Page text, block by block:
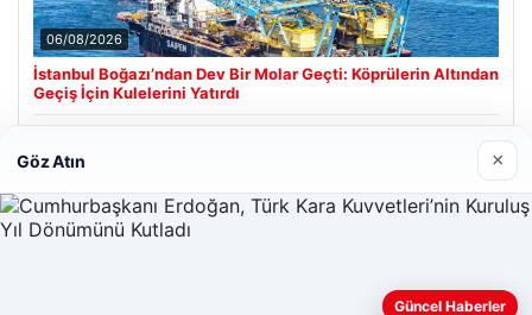
06/08/2026
İstanbul Boğazı’ndan Dev Bir Molar Geçti: Köprülerin Altından
Geçiş İçin Kulelerini Yatırdı
Son Eklenen Firmalar
Göz Atın ×
Güncel Haberler